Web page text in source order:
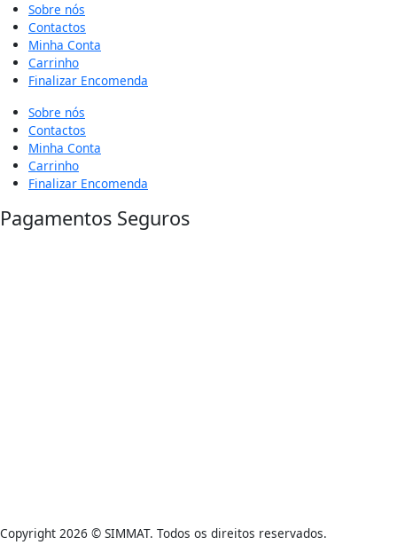
Sobre nós
Contactos
Minha Conta
Carrinho
Finalizar Encomenda
Sobre nós
Contactos
Minha Conta
Carrinho
Finalizar Encomenda
Pagamentos Seguros
Copyright 2026 © SIMMAT. Todos os direitos reservados.